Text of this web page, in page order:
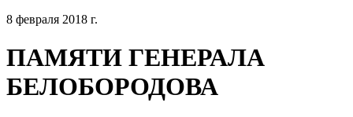
8 февраля 2018 г.
ПАМЯТИ ГЕНЕРАЛА
БЕЛОБОРОДОВА